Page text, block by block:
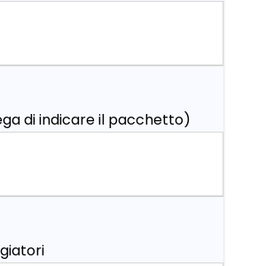
di indicare il pacchetto)